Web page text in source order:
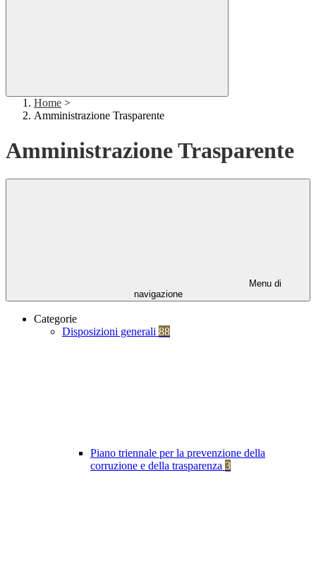
Home >
Amministrazione Trasparente
Amministrazione Trasparente
Menu di
navigazione
Categorie
Disposizioni generali 88
Piano triennale per la prevenzione della
corruzione e della trasparenza 3